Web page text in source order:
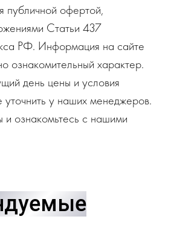
публичной офертой,
Статьи 437
РФ. Информация на сайте
ознакомительный характер.
день цены и условия
уточнить у наших менеджеров.
и ознакомьтесь с нашими